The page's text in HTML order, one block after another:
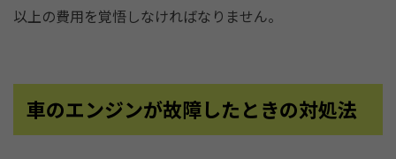
以上の費用を覚悟しなければなりません。
車のエンジンが故障したときの対処法